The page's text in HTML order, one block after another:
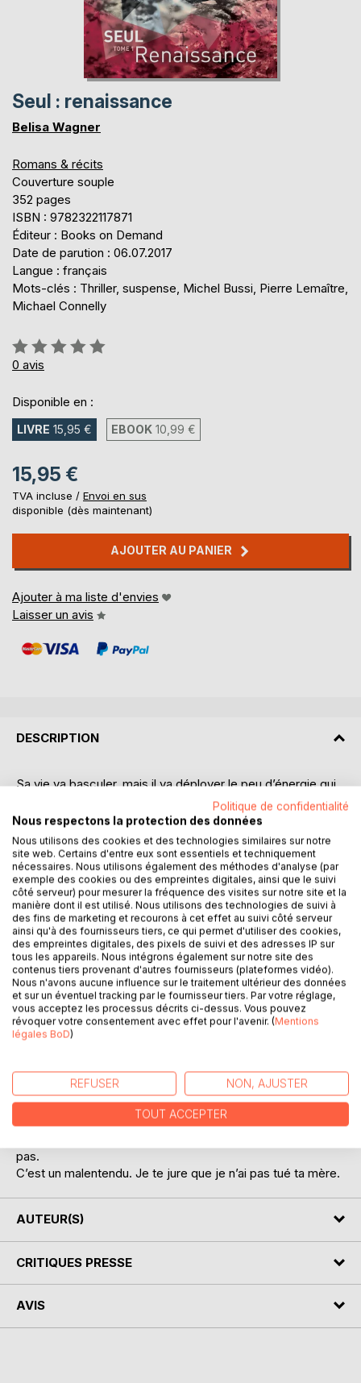
Seul : renaissance
Belisa Wagner
Romans & récits
Couverture souple
352 pages
ISBN : 9782322117871
Éditeur : Books on Demand
Date de parution : 06.07.2017
Langue : français
Mots-clés : Thriller, suspense, Michel Bussi, Pierre Lemaître,
Michael Connelly
Évaluation:
0%
0 avis
Disponible en :
LIVRE 15,95 € EBOOK 10,99 €
15,95 €
TVA incluse / Envoi en sus
disponible (dès maintenant)
AJOUTER AU PANIER
Ajouter à ma liste d'envies
Laisser un avis
DESCRIPTION
Sa vie va basculer, mais il va déployer le peu d’énergie qui
… il vit grâce à un rai de lumière qu’elle tenait à la main un
sachet en plastique transparent dans lequel il distingua
clairement l’arme du crime ensanglantée. Il se revit
l’extraire du corps de Karine à pleine main et la lancer à
l’autre bout de la chambre. Ils trouveront
ses empreintes dessus dès le premier examen. Si son sort
n’était pas encore scellé, il le serait dans quelques heures,
sans aucun doute. Il en eut la nausée. Ce qui passa très
vite lorsqu’il
entendit une voix familière appelant « Papa ». Geoffrey se
leva précipitamment et tenta d’aller vers la porte d’entrée.
Mais, il fut immédiatement maîtrisé par deux agents et on
lui intima de se rassoir en le poussant violemment en
arrière. Greg continuait de tout faire pour entrer en se
dans les tibias de tous ceux qui voulaient l’empêcher de
voir son père. Il eut même l’envie de viser les parties d’un
policier, mais se ravisa en entendant l’injonction de son
père :
pas.
C’est un malentendu. Je te jure que je n’ai pas tué ta mère.
AUTEUR(S)
CRITIQUES PRESSE
AVIS
Politique de confidentialité
Nous respectons la protection des données
Nous utilisons des cookies et des technologies similaires sur notre
site web. Certains d'entre eux sont essentiels et techniquement
nécessaires. Nous utilisons également des méthodes d'analyse (par
exemple des cookies ou des empreintes digitales, ainsi que le suivi
côté serveur) pour mesurer la fréquence des visites sur notre site et la
manière dont il est utilisé. Nous utilisons des technologies de suivi à
des fins de marketing et recourons à cet effet au suivi côté serveur
ainsi qu'à des fournisseurs tiers, ce qui permet d'utiliser des cookies,
des empreintes digitales, des pixels de suivi et des adresses IP sur
tous les appareils. Nous intégrons également sur notre site des
contenus tiers provenant d'autres fournisseurs (plateformes vidéo).
Nous n'avons aucune influence sur le traitement ultérieur des données
et sur un éventuel tracking par le fournisseur tiers. Par votre réglage,
vous acceptez les processus décrits ci-dessus. Vous pouvez
révoquer votre consentement avec effet pour l'avenir. (Mentions
légales BoD)
REFUSER NON, AJUSTER
TOUT ACCEPTER